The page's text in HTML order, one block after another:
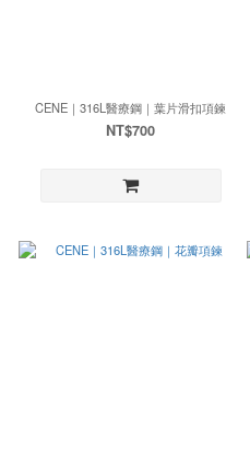
CENE｜316L醫療鋼｜葉片滑扣項鍊
NT$700